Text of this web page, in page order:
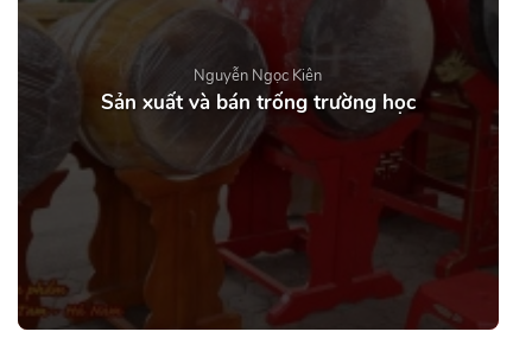
Nguyễn Ngọc Kiên
Sản xuất và bán trống trường học